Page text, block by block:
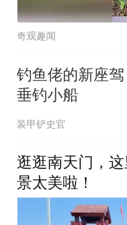
奇观趣闻
钓鱼佬的新座
垂钓小船
装甲铲史官
逛逛南天门，
景太美啦！